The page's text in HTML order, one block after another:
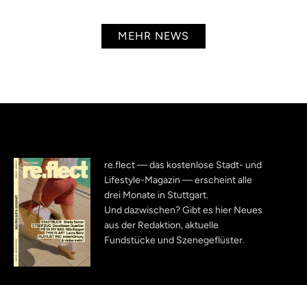
MEHR NEWS
re.flect — das kostenlose Stadt- und
Lifestyle-Magazin — erscheint alle
drei Monate in Stuttgart.
Und dazwischen? Gibt es hier Neues
aus der Redaktion, aktuelle
Fundstücke und Szenegeflüster.